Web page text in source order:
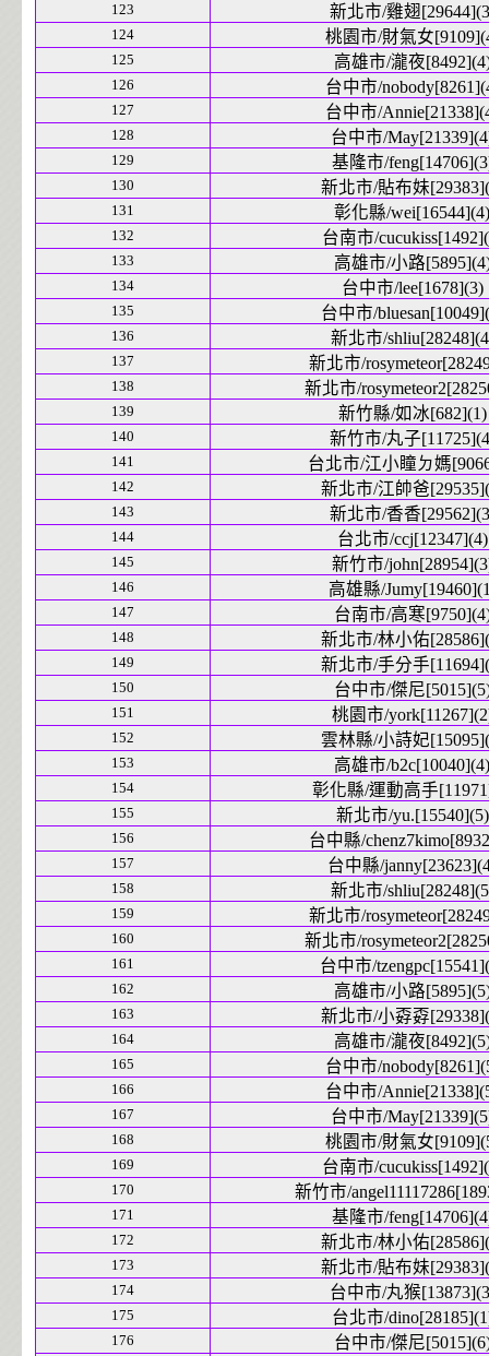
123 新北市/雞翅
124 桃園市/財氣女
125 高雄市/瀧夜
126 台中市/
127 台中市/
128 台中市/
129 基隆市/
130 新北市/貼布妹
131 彰化縣/wei[16544](4)
132 台南市/
133 高雄市/小路
134 台中市/lee[1678](3)
135 台中市/
136 新北市/
137 新北市/
138 新北市/
139 新竹縣/如冰[682](1)
140 新竹市/丸子
141 台北市/江小瞳ㄉ媽
142 新北市/江帥爸
143 新北市/香香
144 台北市/ccj[12347](4)
145 新竹市/
146 高雄縣/
147 台南市/高寒
148 新北市/林小佑
149 新北市/手分手
150 台中市/傑尼
151 桃園市/
152 雲林縣/小詩妃
153 高雄市/b2c[10040](4)
154 彰化縣/運動高手
155 新北市/yu.[15540](5)
156 台中縣/
157 台中縣/
158 新北市/
159 新北市/
160 新北市/
161 台中市/
162 高雄市/小路
163 新北市/小孬孬
164 高雄市/瀧夜
165 台中市/
166 台中市/
167 台中市/
168 桃園市/財氣女
169 台南市/
170 新竹市/
171 基隆市/
172 新北市/林小佑
173 新北市/貼布妹
174 台中市/丸猴
175 台北市/
176 台中市/傑尼